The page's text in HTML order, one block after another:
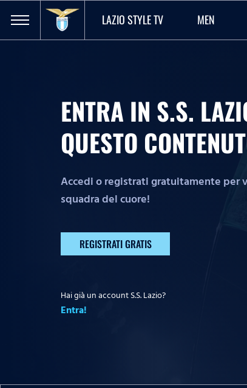
LAZIO STYLE TV MEN
ENTRA IN S.S.
QUESTO
Accedi o registrati gratuitamente
squadra del cuore!
REGISTRATI GRATIS
Hai già un account S.S. Lazio?
Entra!